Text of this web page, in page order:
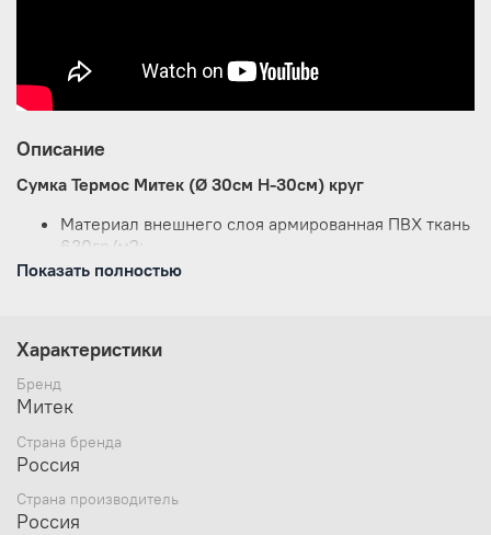
Описание
Сумка Термос Митек (Ø 30см Н-30см) круг
Материал внешнего слоя армированная ПВХ ткань
630гр/м2;
Материал внутреннего слоя армированная ПВХ
Швы дна наружного и внутреннего слоя сварные
Регулируемые по длине ручки;
Показать полностью
Характеристики
Бренд
Митек
Страна бренда
Россия
Страна производитель
Россия